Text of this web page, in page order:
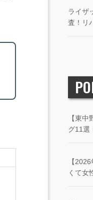
ライザ
査！リ
【東
グ11選
【
くて女